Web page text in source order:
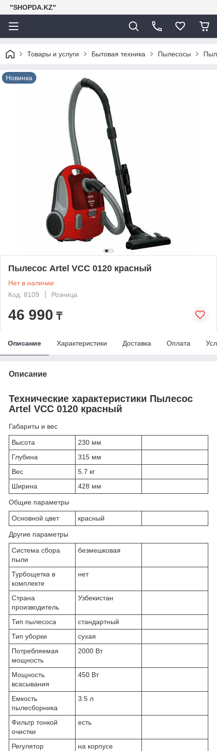
"SHOPDA.KZ"
Товары и услуги Бытовая техника Пылесосы
Новинка
Пылесос Artel VCC 0120 красный
Нет в наличии
Код: 8109
Розница
46 990 ₸
Описание Характеристики Доставка Оплата
Описание
Технические характеристики Пылесос
Artel VCC 0120 красный
Габариты и вес
Высота
230 мм
Глубина
315 мм
Вес
5.7 кг
Ширина
428 мм
Общие параметры
Основной цвет красный
Другие параметры
Система сбора
пыли
безмешковая
Турбощетка в
комплекте
нет
Страна
производитель
Узбекистан
Тип пылесоса
стандартный
Тип уборки
сухая
Потребляемая
мощность
2000 Вт
Мощность
всасывания
450 Вт
Емкость
пылесборника
3.5 л
Фильтр тонкой
очистки
есть
Регулятор
на корпусе